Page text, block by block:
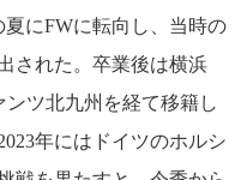
にFWに転向し、当時の
された。卒業後は横浜
ツ北九州を経て移籍し
年にはドイツのホルシ